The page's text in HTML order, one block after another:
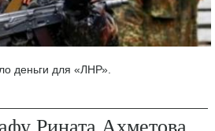
деньги для «ЛНР».